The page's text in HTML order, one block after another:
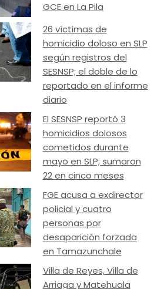
GCE en La Pila
26 víctimas de
homicidio doloso en SLP
según registros del
SESNSP; el doble de lo
reportado en el informe
diario
El SESNSP reportó 3
homicidios dolosos
cometidos durante
mayo en SLP; sumaron
22 en cinco meses
FGE acusa a exdirector
policial y cuatro
personas por
desaparición forzada
en Tamazunchale
Villa de Reyes, Villa de
Arriaga y Matehuala